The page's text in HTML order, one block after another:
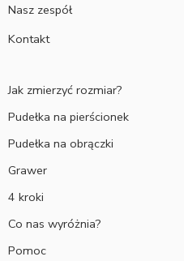
Nasz zespół
Kontakt
Jak zmierzyć rozmiar?
Pudełka na pierścionek
Pudełka na obrączki
Grawer
4 kroki
Co nas wyróżnia?
Pomoc